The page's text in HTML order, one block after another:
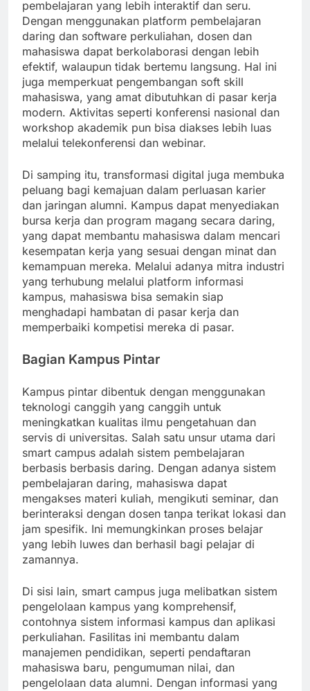
pembelajaran yang lebih interaktif dan seru.
Dengan menggunakan platform pembelajaran
daring dan software perkuliahan, dosen dan
mahasiswa dapat berkolaborasi dengan lebih
efektif, walaupun tidak bertemu langsung. Hal ini
juga memperkuat pengembangan soft skill
mahasiswa, yang amat dibutuhkan di pasar kerja
modern. Aktivitas seperti konferensi nasional dan
workshop akademik pun bisa diakses lebih luas
melalui telekonferensi dan webinar.
Di samping itu, transformasi digital juga membuka
peluang bagi kemajuan dalam perluasan karier
dan jaringan alumni. Kampus dapat menyediakan
bursa kerja dan program magang secara daring,
yang dapat membantu mahasiswa dalam mencari
kesempatan kerja yang sesuai dengan minat dan
kemampuan mereka. Melalui adanya mitra industri
yang terhubung melalui platform informasi
kampus, mahasiswa bisa semakin siap
menghadapi hambatan di pasar kerja dan
memperbaiki kompetisi mereka di pasar.
Bagian Kampus Pintar
Kampus pintar dibentuk dengan menggunakan
teknologi canggih yang canggih untuk
meningkatkan kualitas ilmu pengetahuan dan
servis di universitas. Salah satu unsur utama dari
smart campus adalah sistem pembelajaran
berbasis berbasis daring. Dengan adanya sistem
pembelajaran daring, mahasiswa dapat
mengakses materi kuliah, mengikuti seminar, dan
berinteraksi dengan dosen tanpa terikat lokasi dan
jam spesifik. Ini memungkinkan proses belajar
yang lebih luwes dan berhasil bagi pelajar di
zamannya.
Di sisi lain, smart campus juga melibatkan sistem
pengelolaan kampus yang komprehensif,
contohnya sistem informasi kampus dan aplikasi
perkuliahan. Fasilitas ini membantu dalam
manajemen pendidikan, seperti pendaftaran
mahasiswa baru, pengumuman nilai, dan
pengelolaan data alumni. Dengan informasi yang